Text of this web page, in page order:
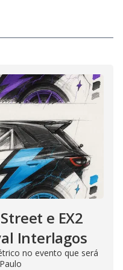
e EX2
Interlagos
no evento que será